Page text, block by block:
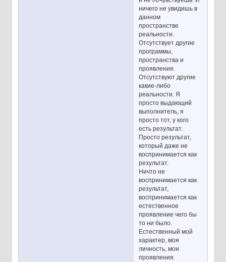
ничего не увидишь в
данном
пространстве
реальности.
Отсутствует другие
программы,
пространства и
проявления.
Отсутствуют другие
какие-либо
реальности. Я
просто выдающий
выполнитель, я
просто тот, у кого
есть результат.
Просто результат,
который даже не
воспринимается как
результат.
Ничто не
воспринимается как
результат,
воспринимается как
естественное
проявление чего бы
то ни было.
Естественный мой
характер, моя
личность, мои
проявления.